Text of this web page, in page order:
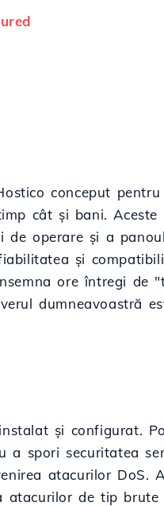
conceput
cât și bani.
operare și a
și
ore întregi de
dumneavoastră
și configurat.
a spori securitatea
atacurilor DoS.
atacurilor de tip